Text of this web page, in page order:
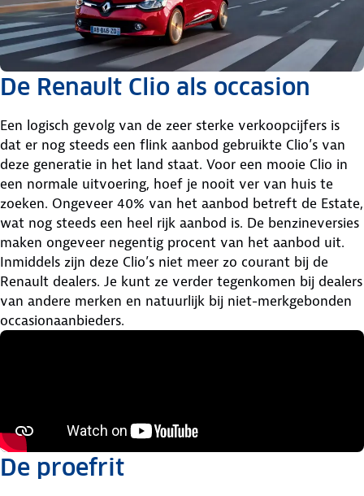
De Renault Clio als occasion
Een logisch gevolg van de zeer sterke verkoopcijfers is
dat er nog steeds een flink aanbod gebruikte Clio’s van
deze generatie in het land staat. Voor een mooie Clio in
een normale uitvoering, hoef je nooit ver van huis te
zoeken. Ongeveer 40% van het aanbod betreft de Estate,
wat nog steeds een heel rijk aanbod is. De benzineversies
maken ongeveer negentig procent van het aanbod uit.
Inmiddels zijn deze Clio’s niet meer zo courant bij de
Renault dealers. Je kunt ze verder tegenkomen bij dealers
van andere merken en natuurlijk bij niet-merkgebonden
occasionaanbieders.
De proefrit